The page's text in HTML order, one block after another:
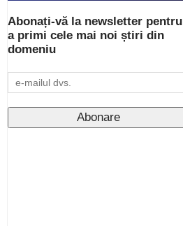
Abonați-vă la newsletter pentru
a primi cele mai noi știri din
domeniu